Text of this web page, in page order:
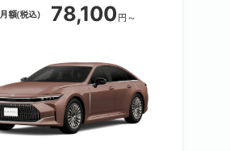
月額(税込) 78,100円～